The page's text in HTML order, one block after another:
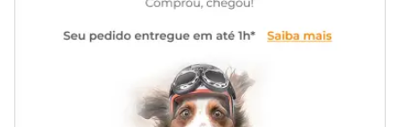
Tamanho Altura Diâmetro
32cm